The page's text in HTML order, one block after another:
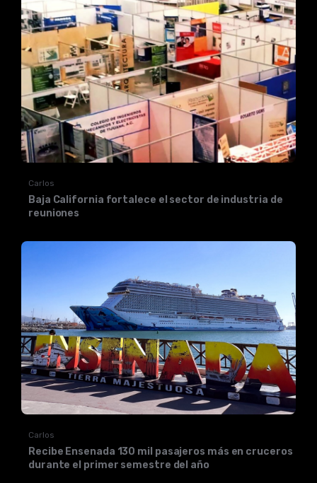
Carlos
Baja California fortalece el sector de industria de
reuniones
Carlos
Recibe Ensenada 130 mil pasajeros más en cruceros
durante el primer semestre del año